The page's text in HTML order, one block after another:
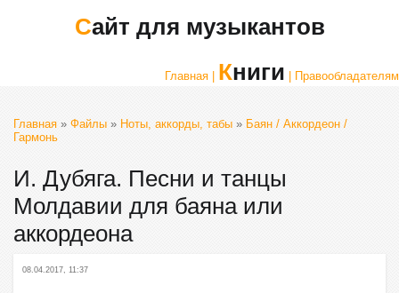
Сайт для музыкантов
Главная | Книги | Правообладателям
Главная » Файлы » Ноты, аккорды, табы » Баян / Аккордеон /
Гармонь
И. Дубяга. Песни и танцы
Молдавии для баяна или
аккордеона
08.04.2017, 11:37